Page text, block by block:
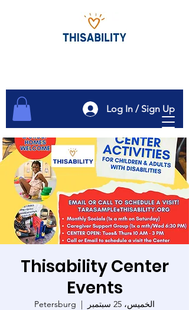
Log In / Sign Up
Thisability Center
Events
الخميس، 25 سبتمبر
  |
Petersburg